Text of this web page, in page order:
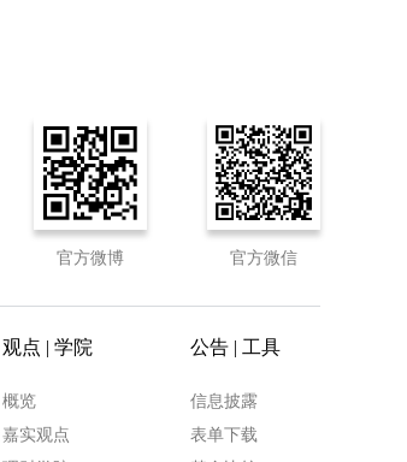
官方微博 官方微信
观点 | 学院
概览
嘉实观点
公告 | 工具
信息披露
表单下载